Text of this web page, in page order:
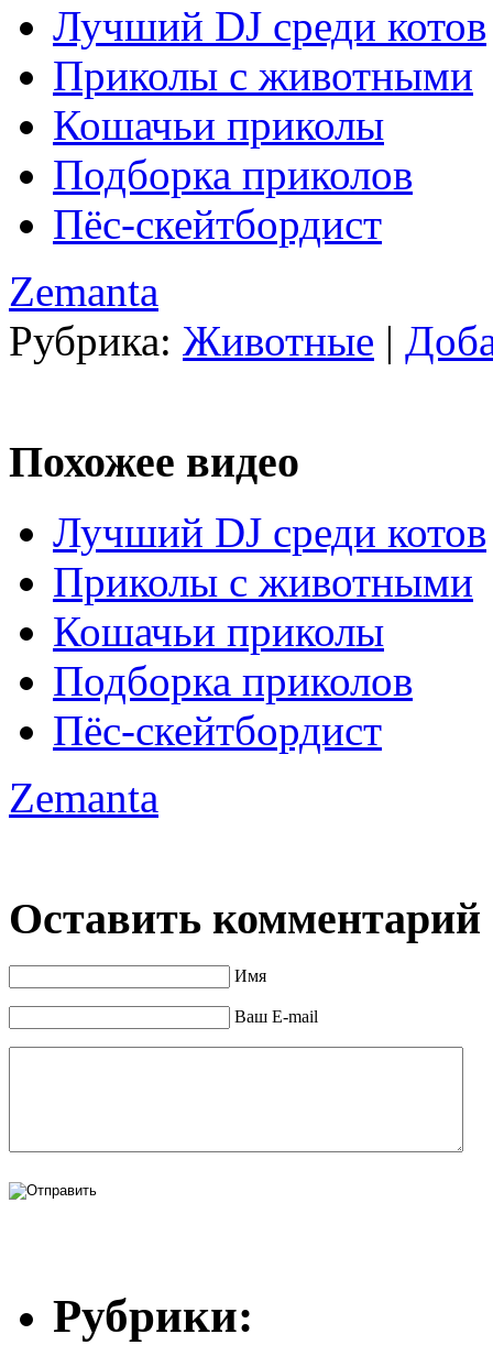
Лучший DJ среди котов
Приколы с животными
Кошачьи приколы
Подборка приколов
Пёс-скейтбордист
Zemanta
Рубрика: Животные |
Похожее видео
Лучший DJ среди котов
Приколы с животными
Кошачьи приколы
Подборка приколов
Пёс-скейтбордист
Zemanta
Оставить комментарий
Имя
Ваш E-mail
Рубрики: